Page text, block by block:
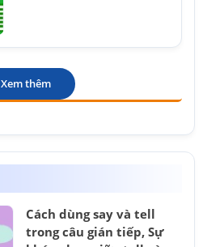
Xem thêm
Cách dùng say và tell
trong câu gián tiếp, Sự